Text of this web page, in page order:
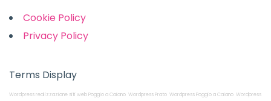
Cookie Policy
Privacy Policy
Terms Display
Wordpress realizzazione siti web Poggio a Caiano Wordpress Prato Wordpress Poggio a Caiano Wordpress